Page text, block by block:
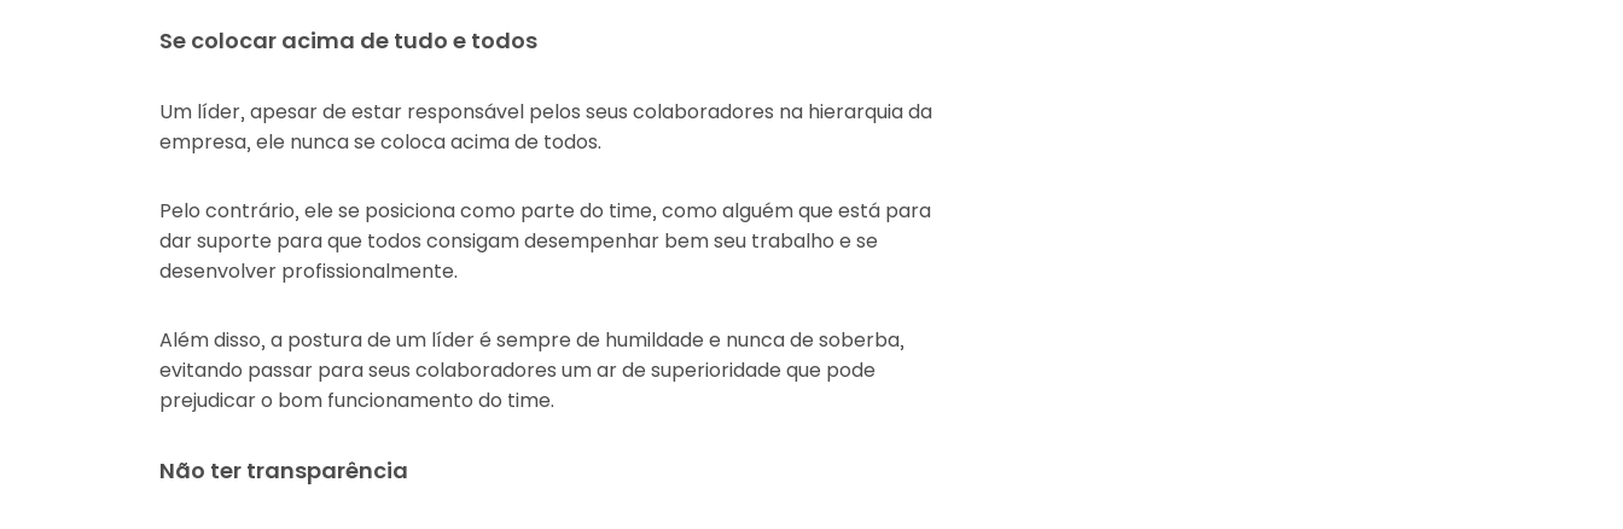
Se colocar acima de tudo e todos
Um líder, apesar de estar responsável pelos seus colaboradores na hierarquia da
empresa, ele nunca se coloca acima de todos.
Pelo contrário, ele se posiciona como parte do time, como alguém que está para
dar suporte para que todos consigam desempenhar bem seu trabalho e se
desenvolver profissionalmente.
Além disso, a postura de um líder é sempre de humildade e nunca de soberba,
evitando passar para seus colaboradores um ar de superioridade que pode
prejudicar o bom funcionamento do time.
Não ter transparência